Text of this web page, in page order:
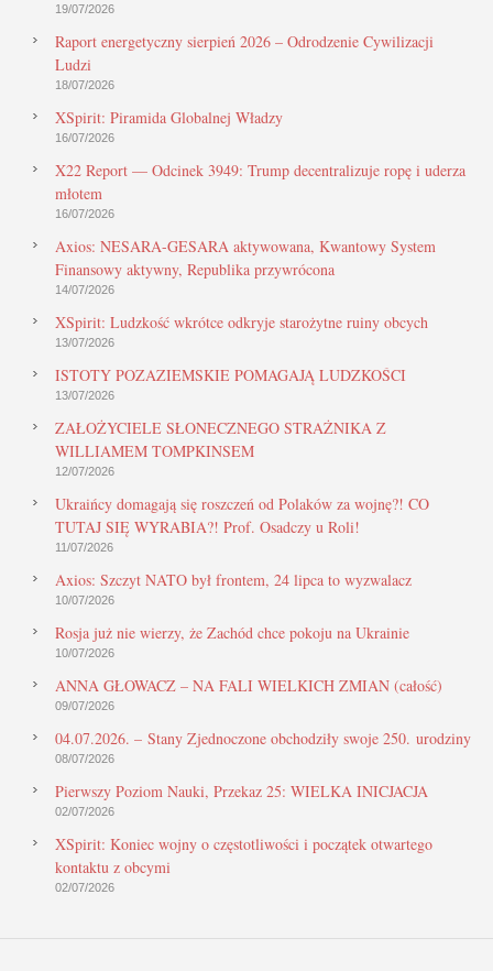
19/07/2026
Raport energetyczny sierpień 2026 – Odrodzenie Cywilizacji
Ludzi
18/07/2026
XSpirit: Piramida Globalnej Władzy
16/07/2026
X22 Report — Odcinek 3949: Trump decentralizuje ropę i uderza
młotem
16/07/2026
Axios: NESARA-GESARA aktywowana, Kwantowy System
Finansowy aktywny, Republika przywrócona
14/07/2026
XSpirit: Ludzkość wkrótce odkryje starożytne ruiny obcych
13/07/2026
ISTOTY POZAZIEMSKIE POMAGAJĄ LUDZKOŚCI
13/07/2026
ZAŁOŻYCIELE SŁONECZNEGO STRAŻNIKA Z
WILLIAMEM TOMPKINSEM
12/07/2026
Ukraińcy domagają się roszczeń od Polaków za wojnę?! CO
TUTAJ SIĘ WYRABIA?! Prof. Osadczy u Roli!
11/07/2026
Axios: Szczyt NATO był frontem, 24 lipca to wyzwalacz
10/07/2026
Rosja już nie wierzy, że Zachód chce pokoju na Ukrainie
10/07/2026
ANNA GŁOWACZ – NA FALI WIELKICH ZMIAN (całość)
09/07/2026
04.07.2026. – Stany Zjednoczone obchodziły swoje 250. urodziny
08/07/2026
Pierwszy Poziom Nauki, Przekaz 25: WIELKA INICJACJA
02/07/2026
XSpirit: Koniec wojny o częstotliwości i początek otwartego
kontaktu z obcymi
02/07/2026